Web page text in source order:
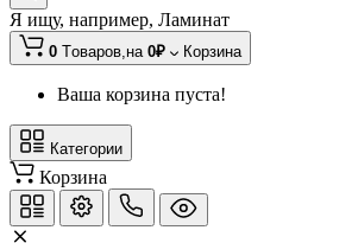
Я ищу, например, Ламинат
0 Tоваров,на 0₽ Корзина
Ваша корзина пуста!
Категории
Корзина